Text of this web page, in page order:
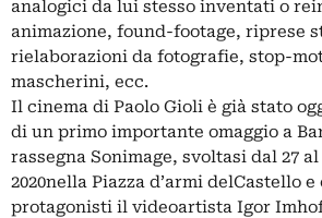
analogici da lui stesso inventati o
animazione, found-footage, riprese
rielaborazioni da fotografie, stop-
mascherini, ecc.
Il cinema di Paolo Gioli è già stato
di un primo importante omaggio a
rassegna Sonimage, svoltasi dal 27 al
2020nella Piazza d’armi delCastello
protagonisti il videoartista Igor